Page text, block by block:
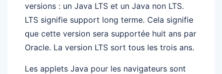
versions : un Java LTS et un Java non LTS.
LTS signifie support long terme. Cela signifie
que cette version sera supportée huit ans par
Oracle. La version LTS sort tous les trois ans.
Les applets Java pour les navigateurs sont